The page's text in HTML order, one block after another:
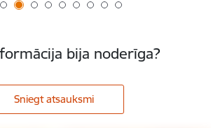
bija noderīga?
Sniegt atsauksmi